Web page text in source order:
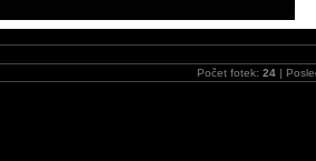
Počet fotek: 24|